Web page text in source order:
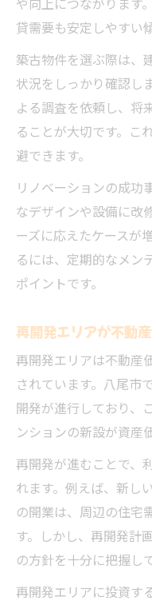
や向上につながります
貸需要も安定しやすい
築古物件を選ぶ際は、
状況をしっかり確認し
よる調査を依頼し、将
ることが大切です。こ
避できます。
リノベーションの成功
なデザインや設備に改
ーズに応えたケースが
るには、定期的なメン
ポイントです。
再開発エリアが不動
再開発エリアは不動産
されています。八尾市
開発が進行しており、
ンションの新設が資産
再開発が進むことで、
れます。例えば、新し
の開業は、周辺の住宅
す。しかし、再開発計
の方針を十分に把握し
再開発エリアに投資す